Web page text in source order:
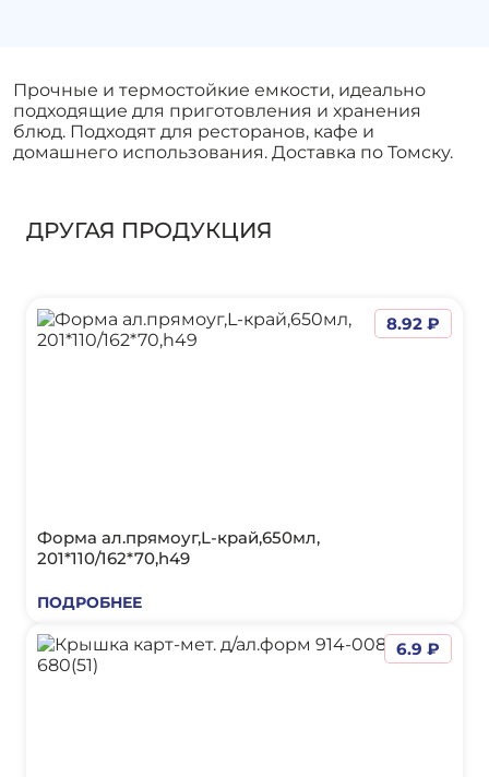
Прочные и термостойкие емкости, идеально
подходящие для приготовления и хранения
блюд. Подходят для ресторанов, кафе и
домашнего использования. Доставка по Томску.
ДРУГАЯ ПРОДУКЦИЯ
Форма ал.прямоуг,L-край,650мл,
201*110/162*70,h49
ПОДРОБНЕЕ
8.92 ₽
6.9 ₽